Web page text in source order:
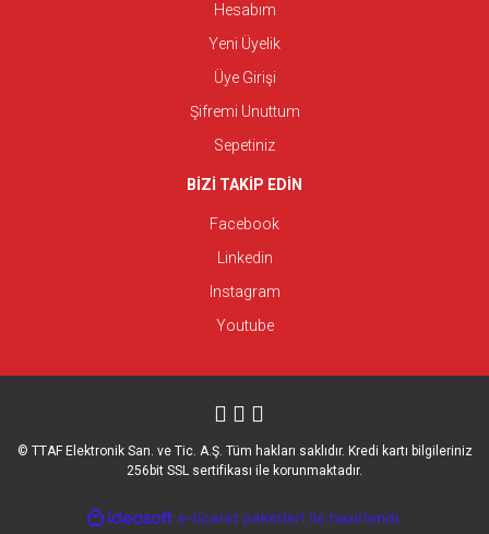
Hesabım
Yeni Üyelik
Üye Girişi
Şifremi Unuttum
Sepetiniz
BİZİ TAKİP EDİN
Facebook
Linkedin
Instagram
Youtube
© TTAF Elektronik San. ve Tic. A.Ş. Tüm hakları saklıdır. Kredi kartı bilgileriniz
256bit SSL sertifikası ile korunmaktadır.
ideasoft
e-